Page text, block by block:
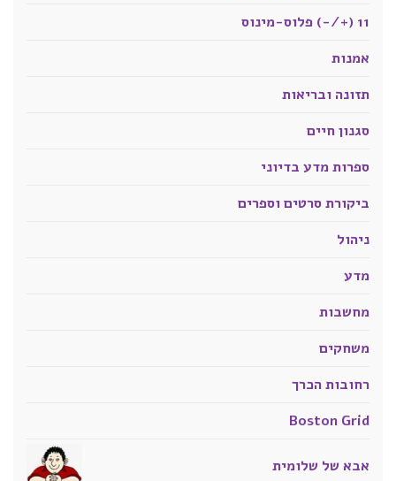
11 (+/-) פלוס-מינוס
אמנות
תזונה ובריאות
סגנון חיים
ספרות מדע בדיוני
ביקורת סרטים וספרים
ניהול
מדע
מחשבות
משחקים
רחובות הכרך
Boston Grid
אבא של שלומית